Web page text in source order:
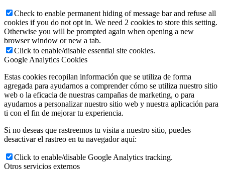
Check to enable permanent hiding of message bar and refuse all
cookies if you do not opt in. We need 2 cookies to store this setting.
Otherwise you will be prompted again when opening a new
browser window or new a tab.
Click to enable/disable essential site cookies.
Google Analytics Cookies
Estas cookies recopilan información que se utiliza de forma
agregada para ayudarnos a comprender cómo se utiliza nuestro sitio
web o la eficacia de nuestras campañas de marketing, o para
ayudarnos a personalizar nuestro sitio web y nuestra aplicación para
ti con el fin de mejorar tu experiencia.
Si no deseas que rastreemos tu visita a nuestro sitio, puedes
desactivar el rastreo en tu navegador aquí:
Click to enable/disable Google Analytics tracking.
Otros servicios externos